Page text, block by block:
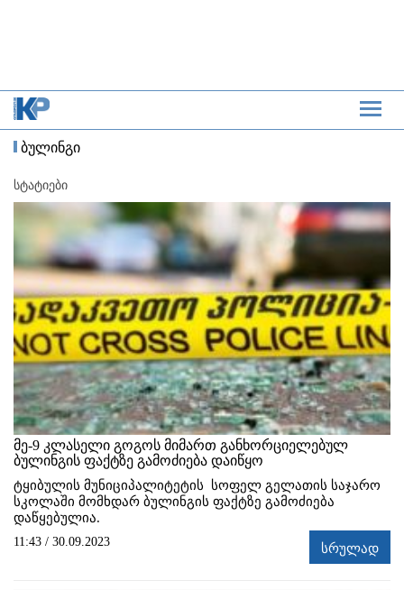
ბულინგი
სტატიები
მე-9 კლასელი გოგოს მიმართ განხორციელებულ
ბულინგის ფაქტზე გამოძიება დაიწყო
ტყიბულის მუნიციპალიტეტის სოფელ გელათის საჯარო
სკოლაში მომხდარ ბულინგის ფაქტზე გამოძიება
დაწყებულია.
11:43 / 30.09.2023 სრულად